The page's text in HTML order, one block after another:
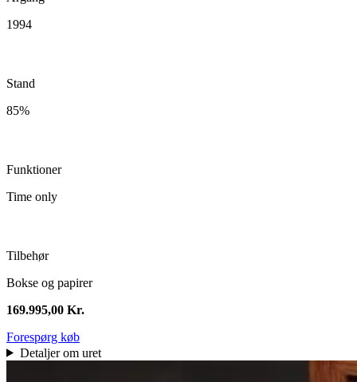
1994
Stand
85%
Funktioner
Time only
Tilbehør
Bokse og papirer
169.995,00 Kr.
Forespørg køb
Detaljer om uret